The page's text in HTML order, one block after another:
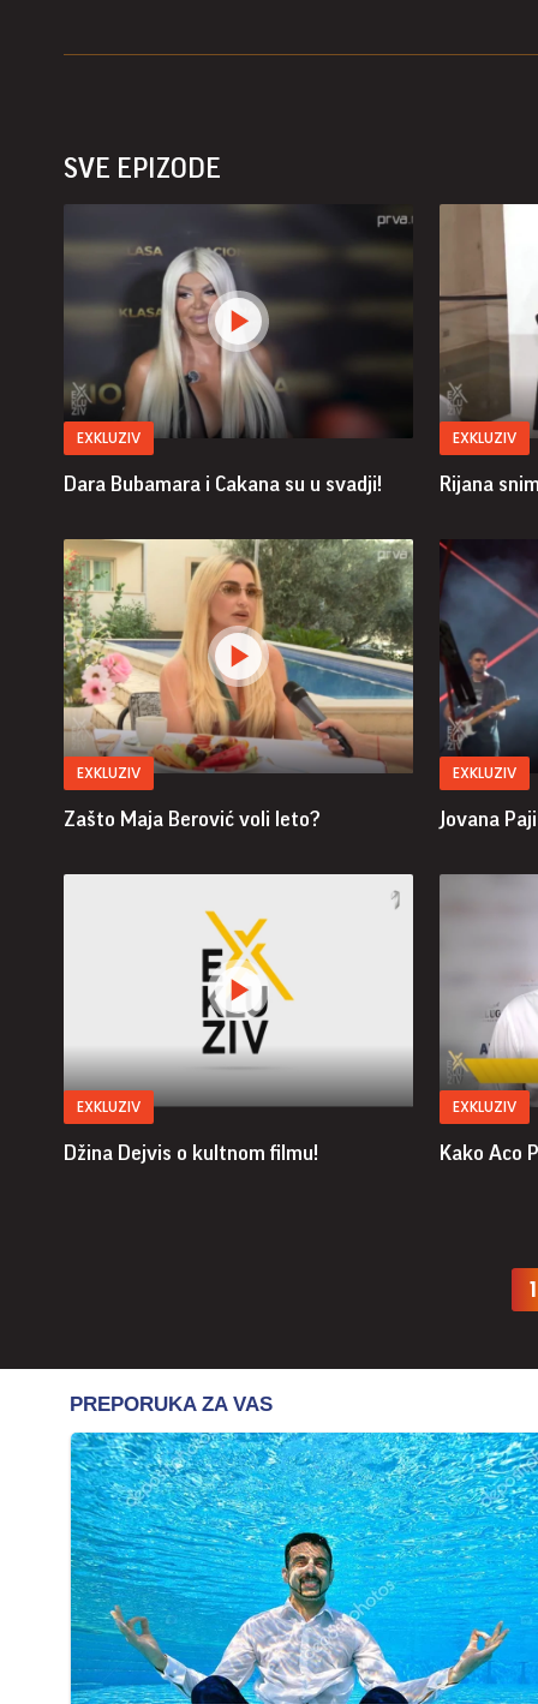
SVE EPIZODE
EXKLUZIV
Dara Bubamara i Cakana su u svadji!
EXKLUZIV
Rijana
EXKLUZIV
Zašto Maja Berović voli leto?
EXKLUZIV
Jovana
EXKLUZIV
Džina Dejvis o kultnom filmu!
EXKLUZIV
Kako Aco
1